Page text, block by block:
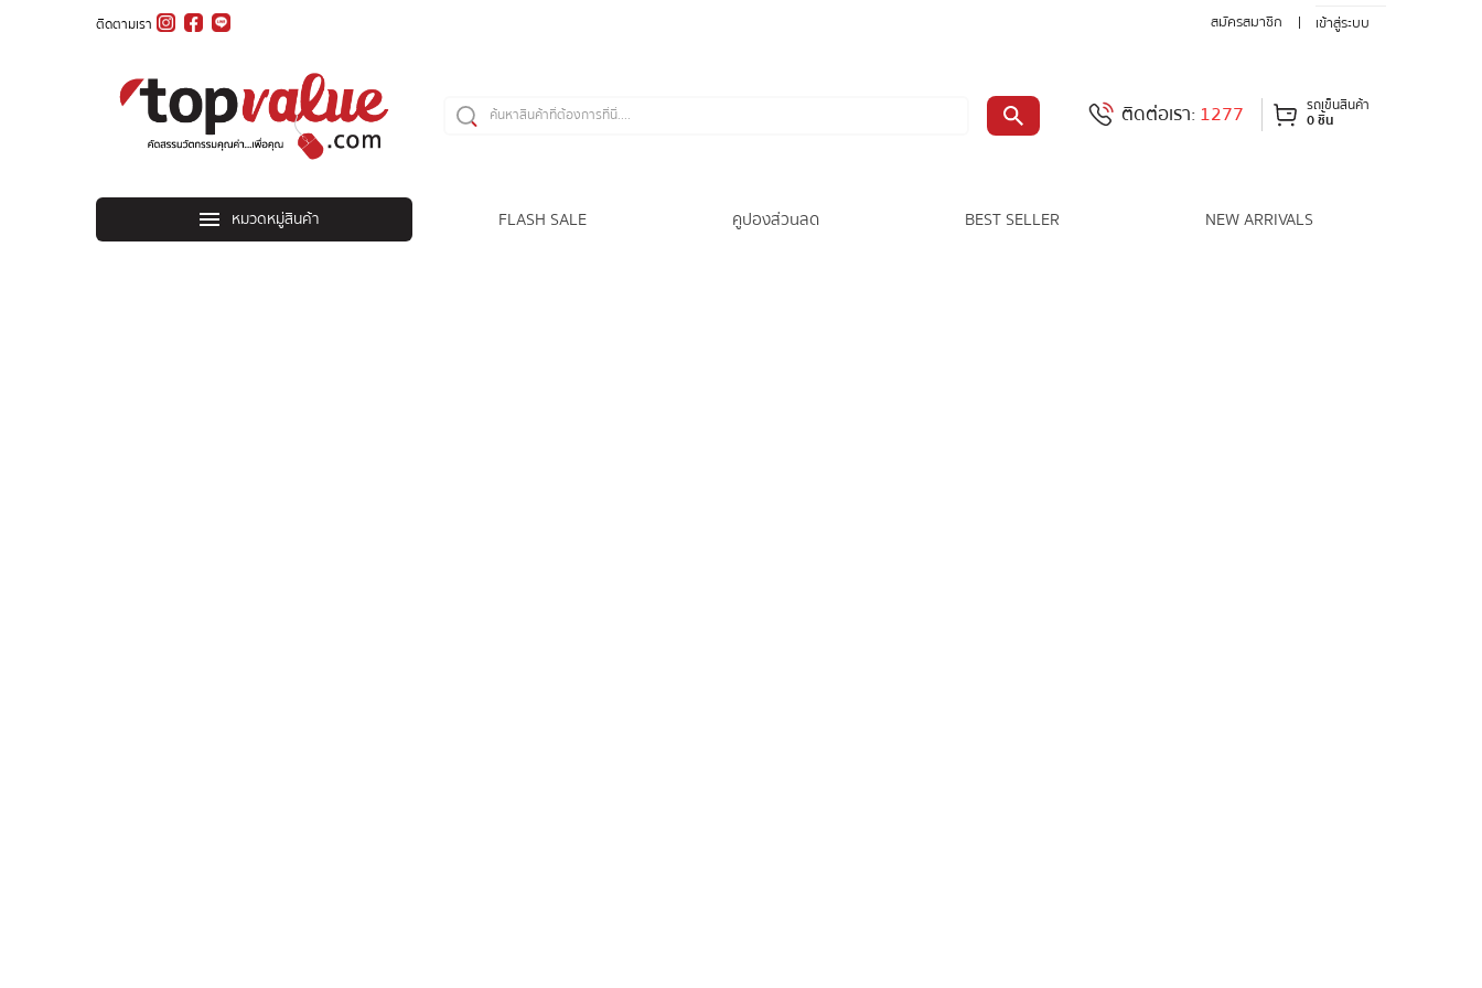
ติดตามเรา สมัครสมาชิก เข้าสู่ระบบ
หมวดหมู่สินค้า FLASH SALE คูปองส่วนลด BEST SELLER NEW ARRIVALS
ติดต่อเรา:1277 รถเข็นสินค้า
0 ชิ้น